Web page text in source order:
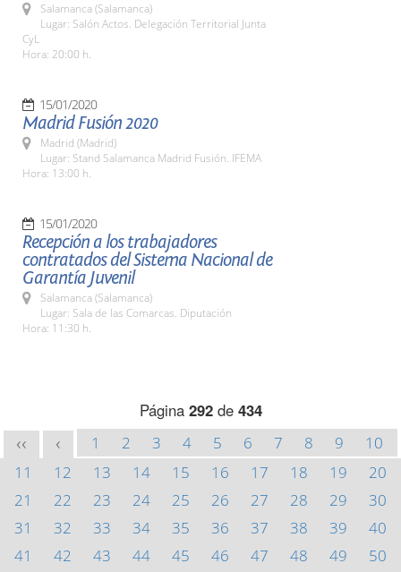
Salamanca (Salamanca)
Lugar: Salón Actos. Delegación Territorial Junta
CyL
Hora: 20:00 h.
15/01/2020
Madrid Fusión 2020
Madrid (Madrid)
Lugar: Stand Salamanca Madrid Fusión. IFEMA
Hora: 13:00 h.
15/01/2020
Recepción a los trabajadores
contratados del Sistema Nacional de
Garantía Juvenil
Salamanca (Salamanca)
Lugar: Sala de las Comarcas. Diputación
Hora: 11:30 h.
Página 292de 434
<< < 1 2 3 4 5 6 7 8 9
10
11
12 13 14 15 16 17 18 19
20
21
22 23 24 25 26 27 28 29
30
31
32 33 34 35 36 37 38 39
40
41
42 43 44 45 46 47 48 49
50